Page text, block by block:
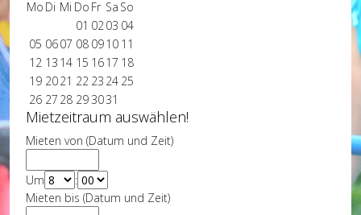
Mo Di Mi Do Fr Sa So
01 0203 04
05 0607 08 0910 11
12 13 14 15 1617 18
19 2021 22 23 24 25
26 27 28 29 3031
Mietzeitraum auswählen!
Mieten von (Datum und Zeit)
Um
:
Mieten bis (Datum und Zeit)